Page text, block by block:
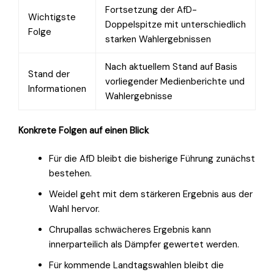
Wichtigste
Folge
Fortsetzung der AfD-
Doppelspitze mit unterschiedlich
starken Wahlergebnissen
Stand der
Informationen
Nach aktuellem Stand auf Basis
vorliegender Medienberichte und
Wahlergebnisse
Konkrete Folgen auf einen Blick
Für die AfD bleibt die bisherige Führung zunächst
bestehen.
Weidel geht mit dem stärkeren Ergebnis aus der
Wahl hervor.
Chrupallas schwächeres Ergebnis kann
innerparteilich als Dämpfer gewertet werden.
Für kommende Landtagswahlen bleibt die